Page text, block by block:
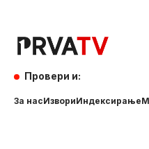
Провери и:
За насИзвориИндексирање